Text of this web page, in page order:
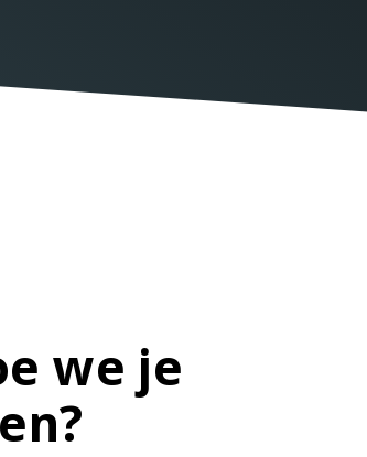
we je